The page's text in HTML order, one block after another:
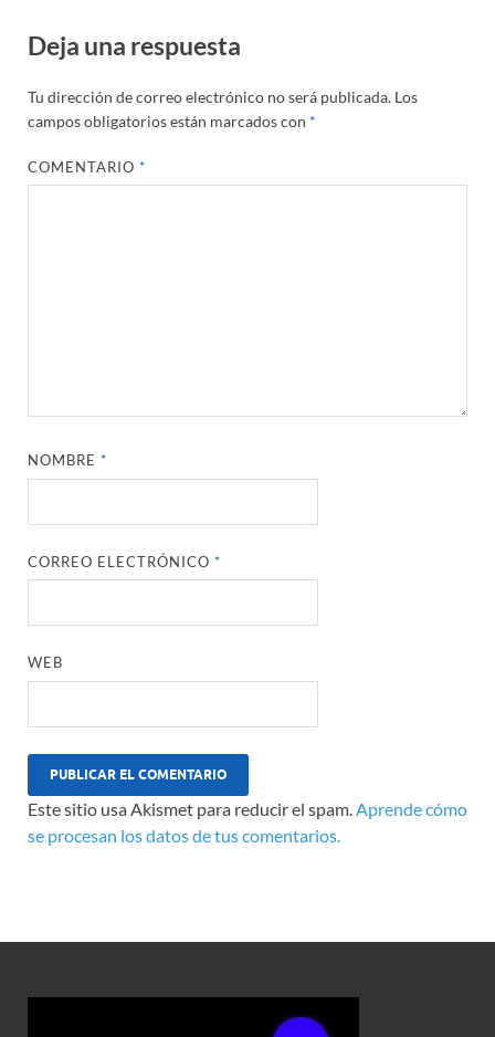
Deja una respuesta
Tu dirección de correo electrónico no será publicada. Los
campos obligatorios están marcados con *
COMENTARIO*
NOMBRE*
CORREO ELECTRÓNICO*
WEB
Este sitio usa Akismet para reducir el spam. Aprende cómo
se procesan los datos de tus comentarios.